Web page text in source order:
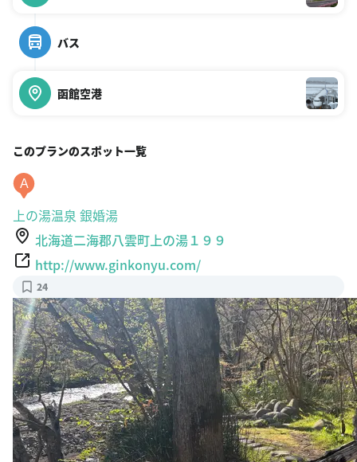
バス
函館空港
このプランのスポット一覧
A
上の湯温泉 銀婚湯
北海道二海郡八雲町上の湯１９９
http://www.ginkonyu.com/
24